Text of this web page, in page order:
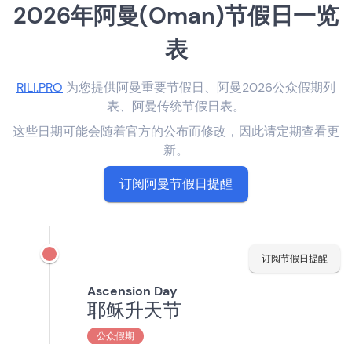
2026年阿曼(Oman)节假日一览
表
RILI.PRO 为您提供阿曼重要节假日、阿曼2026公众假期列
表、阿曼传统节假日表。
这些日期可能会随着官方的公布而修改，因此请定期查看更
新。
订阅阿曼节假日提醒
订阅节假日提醒
Ascension Day
耶稣升天节
公众假期